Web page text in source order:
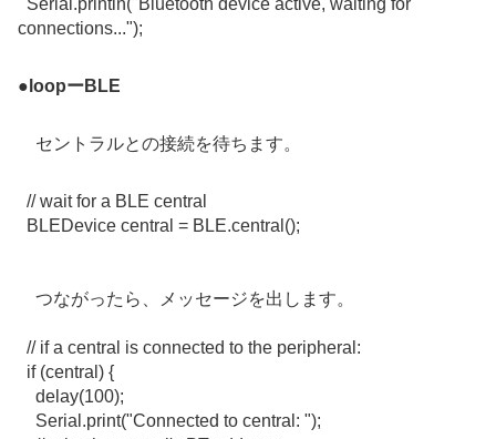
Serial.println("Bluetooth device active, waiting for
connections...");
● loopーBLE
セントラルとの接続を待ちます。
// wait for a BLE central
BLEDevice central = BLE.central ();
つながったら、メッセージを出します。
// if a central is connected to the peripheral:
if(central) {
delay(100);
Serial .print("Connected to central: ");